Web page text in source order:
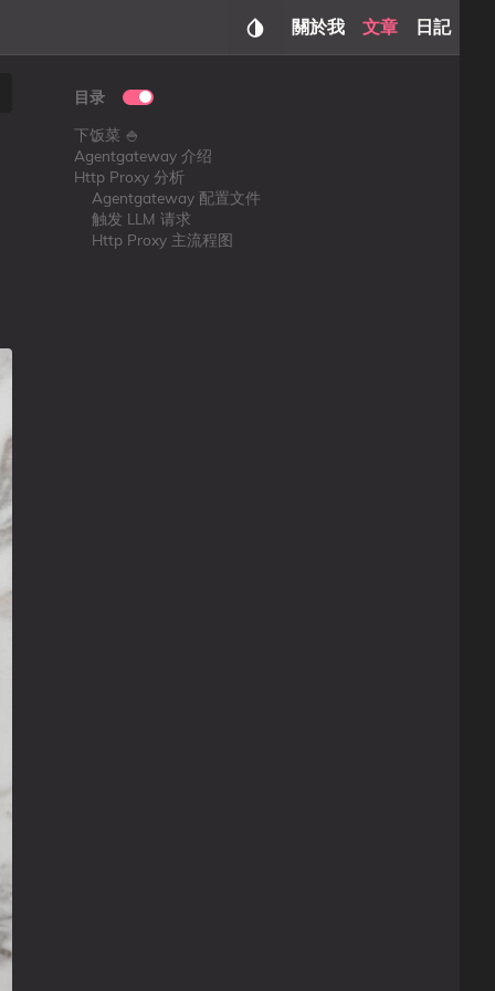
關於我 文章 日記
目录
下饭菜 🍚
Agentgateway 介绍
Http Proxy 分析
Agentgateway 配置文件
触发 LLM 请求
Http Proxy 主流程图